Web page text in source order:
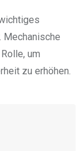
um
zu erhöhen.